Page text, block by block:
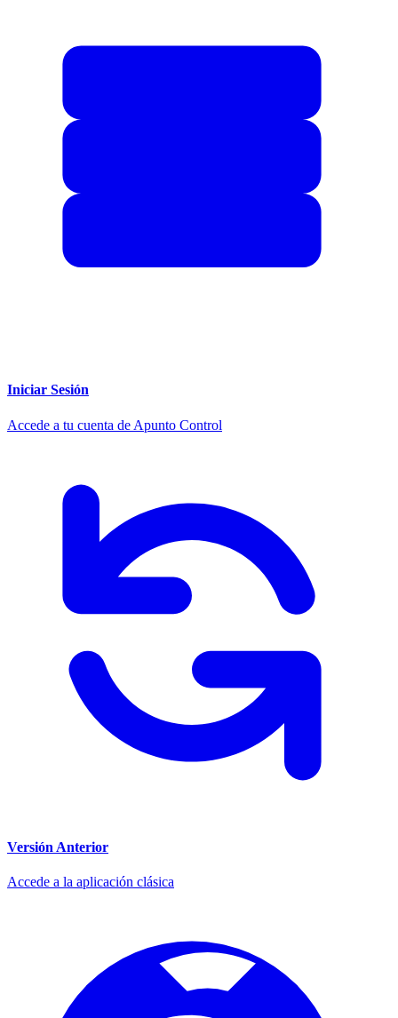
Iniciar Sesión
Accede a tu cuenta de Apunto Control
Versión Anterior
Accede a la aplicación clásica